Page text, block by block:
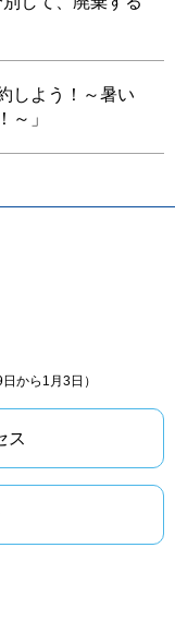
しよう！～暑い
～」
から1月3日）
ス